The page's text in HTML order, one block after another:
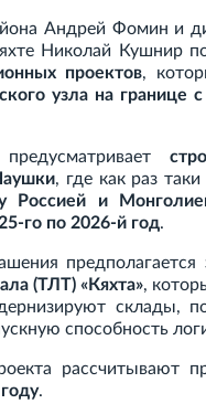
Андрей Фомин и
Николай Кушнир
проектов,
узла на границе
, где как раз
Россией и
го по 2026-й год.
предполагается
(ТЛТ) «Кяхта»,
склады,
способность
рассчитывают
.